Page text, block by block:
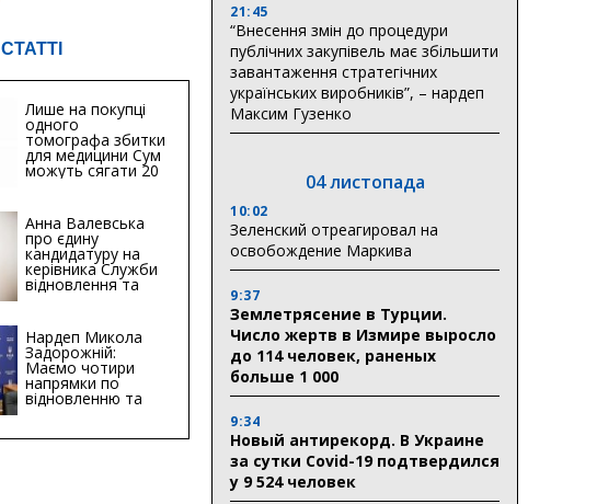
СТАТТІ
Лише на покупці
одного
томографа збитки
для медицини Сум
можуть сягати 20
мільйонів гривень
Анна Валевська
про єдину
кандидатуру на
керівника Служби
відновлення та
інфраструктури у
Хіба...
Нардеп Микола
Задорожній:
Маємо чотири
напрямки по
відновленню та
будівництву
інфраструктури
21:45
“Внесення змін до процедури
публічних закупівель має збільшити
завантаження стратегічних
українських виробників”, – нардеп
Максим Гузенко
04 листопада
10:02
Зеленский отреагировал на
освобождение Маркива
9:37
Землетрясение в Турции.
Число жертв в Измире выросло
до 114 человек, раненых
больше 1 000
9:34
Новый антирекорд. В Украине
за сутки Covid-19 подтвердился
у 9 524 человек